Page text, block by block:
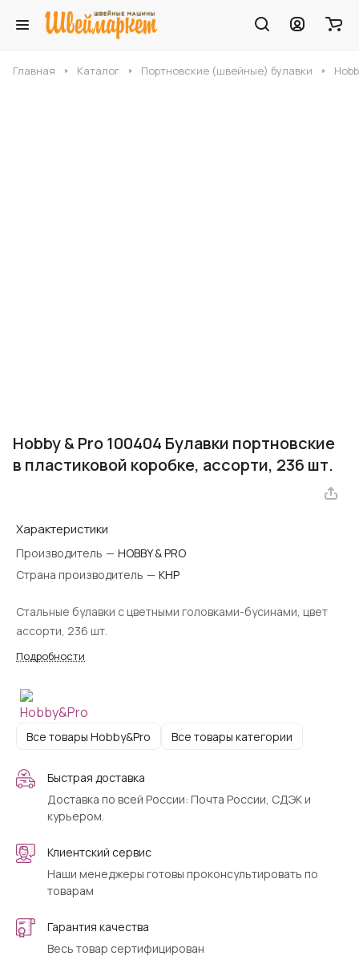
Главная Каталог Портновские (швейные) булавки
Hobby & Pro 100404 Булавки портновские
в пластиковой коробке, ассорти, 236 шт.
Характеристики
Производитель — HOBBY & PRO
Страна производитель — КНР
Стальные булавки с цветными головками-бусинами, цвет
ассорти, 236 шт.
Подробности
Все товары Hobby&Pro Все товары категории
Быстрая доставка
Доставка по всей России: Почта России, СДЭК и
курьером.
Клиентский сервис
Наши менеджеры готовы проконсультировать по
товарам
Гарантия качества
Весь товар сертифицирован